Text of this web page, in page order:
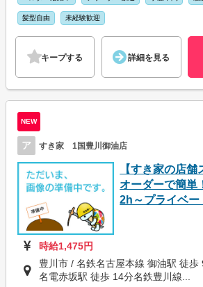
髪型自由 未経験歓迎
キープする 詳細を見る
NEW
ア すき家 1国豊川御油店
【すき家の店
オーダーで簡
2h～プライベ
時給1,475円
豊川市 / 名鉄名古屋本線 御油駅 徒歩
名電赤坂駅 徒歩 14分名鉄豊川線...